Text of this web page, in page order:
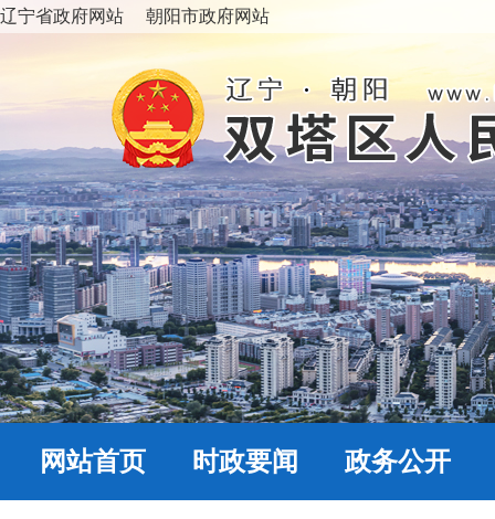
辽宁省政府网站 朝阳市政府网站
网站首页 时政要闻 政务公开